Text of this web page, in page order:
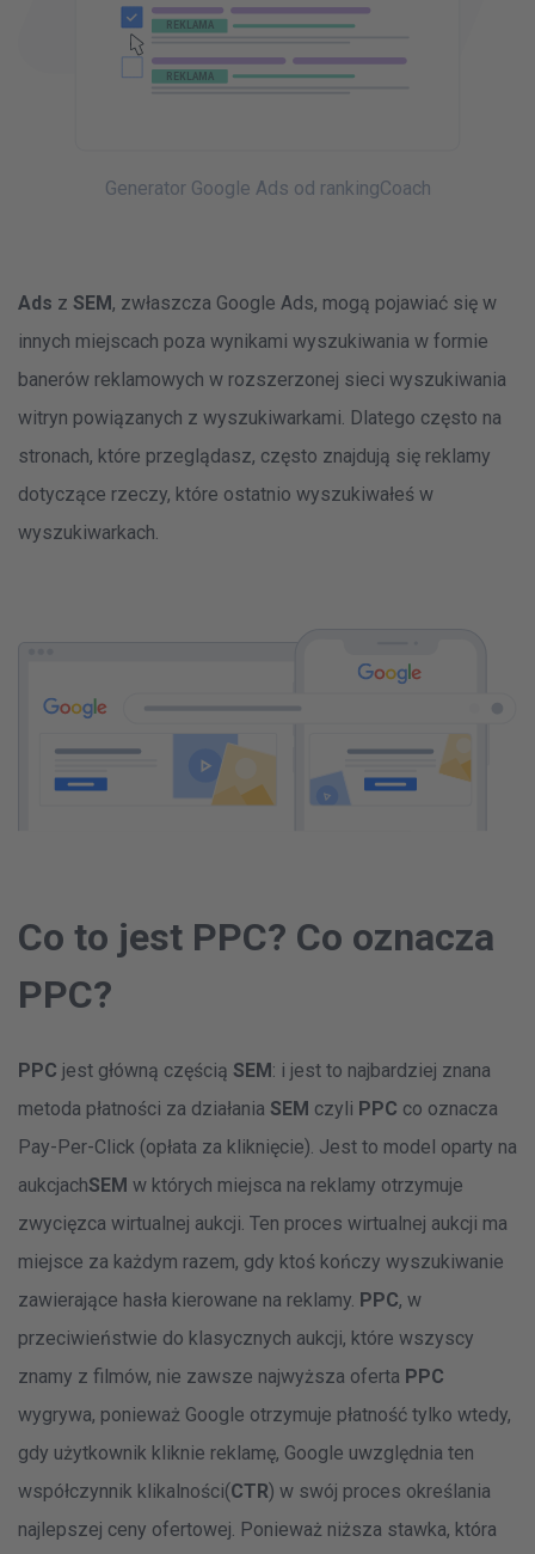
REKLAMA
REKLAMA
REKLAMA
REKLAMA
REKLAMA
Generator Google Ads od rankingCoach
Ads z SEM , zwłaszcza Google Ads, mogą pojawiać się w
innych miejscach poza wynikami wyszukiwania w formie
banerów reklamowych w rozszerzonej sieci wyszukiwania
witryn powiązanych z wyszukiwarkami. Dlatego często na
stronach, które przeglądasz, często znajdują się reklamy
dotyczące rzeczy, które ostatnio wyszukiwałeś w
wyszukiwarkach.
Co to jest PPC? Co oznacza
PPC?
PPC jest główną częścią SEM: i jest to najbardziej znana
metoda płatności za działania SEM czyli PPC co oznacza
Pay-Per-Click (opłata za kliknięcie). Jest to model oparty na
aukcjachSEM w których miejsca na reklamy otrzymuje
zwycięzca wirtualnej aukcji. Ten proces wirtualnej aukcji ma
miejsce za każdym razem, gdy ktoś kończy wyszukiwanie
zawierające hasła kierowane na reklamy. PPC, w
przeciwieństwie do klasycznych aukcji, które wszyscy
znamy z filmów, nie zawsze najwyższa oferta PPC
wygrywa, ponieważ Google otrzymuje płatność tylko wtedy,
gdy użytkownik kliknie reklamę, Google uwzględnia ten
współczynnik klikalności(CTR) w swój proces określania
najlepszej ceny ofertowej. Ponieważ niższa stawka, która